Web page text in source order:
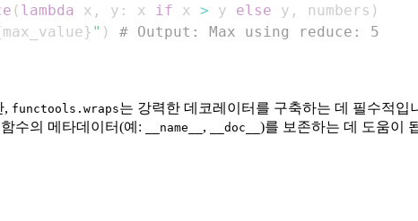
( lambda x , y : x if x > y else y , numbers )
max_value} " ) # Output: Max using reduce: 5
, functools.wraps는 강력한 데코레이터를 구축하는 데 필수적
수의 메타데이터(예:
__name__ , __doc__ )를 보존하는 데 도움이